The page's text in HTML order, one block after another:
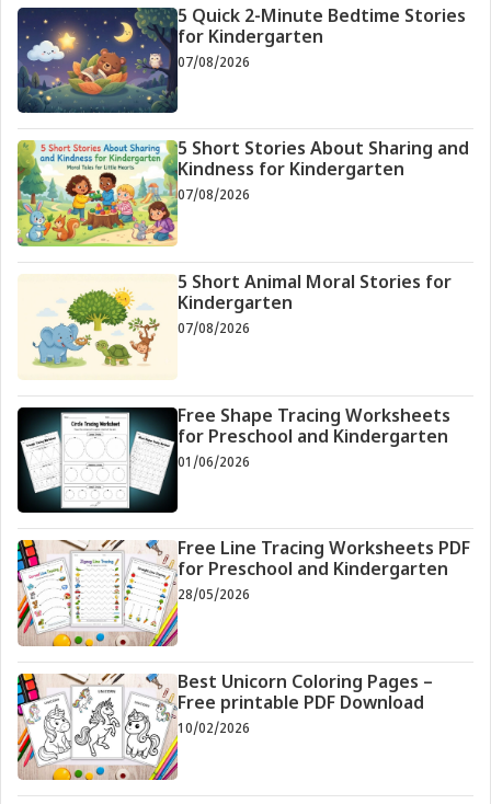
5 Quick 2-Minute Bedtime Stories
for Kindergarten
07/08/2026
5 Short Stories About Sharing and
Kindness for Kindergarten
07/08/2026
5 Short Animal Moral Stories for
Kindergarten
07/08/2026
Free Shape Tracing Worksheets
for Preschool and Kindergarten
01/06/2026
Free Line Tracing Worksheets PDF
for Preschool and Kindergarten
28/05/2026
Best Unicorn Coloring Pages –
Free printable PDF Download
10/02/2026